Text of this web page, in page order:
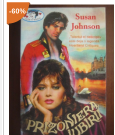
-60%